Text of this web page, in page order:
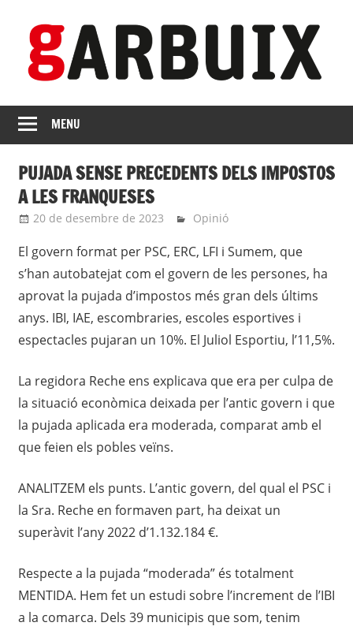
content
GARBUIX
Independent
de
Franqueses
MENU
PUJADA SENSE PRECEDENTS DELS IMPOSTOS
A LES FRANQUESES
20 de desembre de 2023 roger
Opinió
El govern format per PSC, ERC, LFI i Sumem, que
s’han autobatejat com el govern de les persones, ha
aprovat la pujada d’impostos més gran dels últims
anys. IBI, IAE, escombraries, escoles esportives i
espectacles pujaran un 10%. El Juliol Esportiu, l’11,5%.
La regidora Reche ens explicava que era per culpa de
la situació econòmica deixada per l’antic govern i que
la pujada aplicada era moderada, comparat amb el
que feien els pobles veïns.
ANALITZEM els punts. L’antic govern, del qual el PSC i
la Sra. Reche en formaven part, ha deixat un
superàvit l’any 2022 d’1.132.184 €.
Respecte a la pujada “moderada” és totalment
MENTIDA. Hem fet un estudi sobre l’increment de l’IBI
a la comarca. Dels 39 municipis que som, tenim